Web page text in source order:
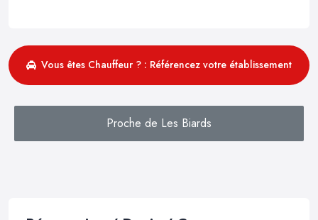
Vous êtes Chauffeur ? : Référencez votre établissement
Proche de Les Biards